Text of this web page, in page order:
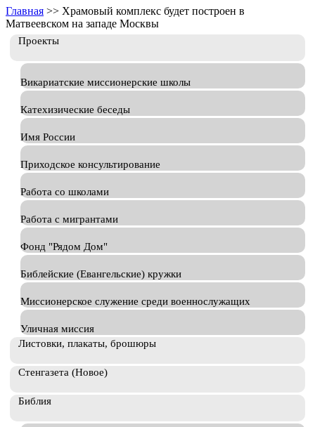
Главная >> Храмовый комплекс будет построен в
Матвеевском на западе Москвы
Проекты
Викариатские миссионерские школы
Катехизические беседы
Имя России
Приходское консультирование
Работа со школами
Работа с мигрантами
Фонд "Рядом Дом"
Библейские (Евангельские) кружки
Миссионерское служение среди военнослужащих
Уличная миссия
Листовки, плакаты, брошюры
Стенгазета (Новое)
Библия